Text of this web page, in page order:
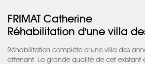
FRIMAT Catherine
Réhabilitation d'une villa
Réhabilitation complète d’une villa des
attenant. La grande qualité de cet existant